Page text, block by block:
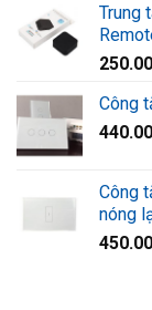
Trung
Công
Công
nóng